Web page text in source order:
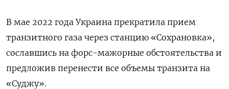
В мае 2022 года Украина прекратила прием
транзитного газа через станцию «Сохрановка»,
сославшись на форс-мажорные обстоятельства и
предложив перенести все объемы транзита на
«Суджу».